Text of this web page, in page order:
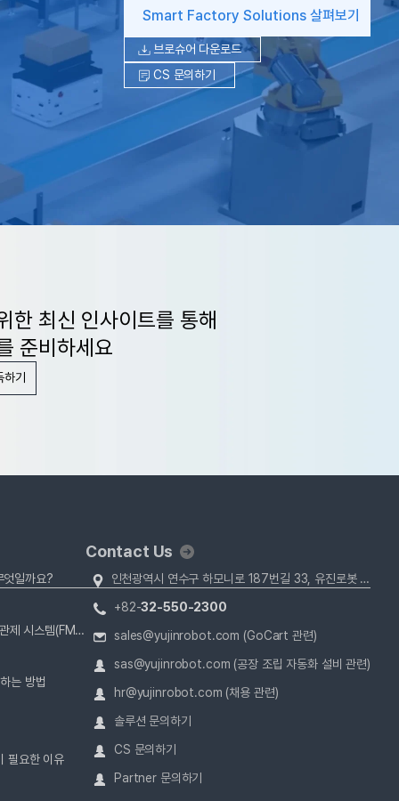
Smart Factory Solutions 살펴보기
브로슈어 다운로드
CS 문의하기
한 최신 인사이트를 통해
준비하세요
기
일까요?
자율주행 로봇(AMR)의 운영을 위한 로봇 관제 시스템(FMS)
는 방법
필요한 이유
Contact Us
인천광역시 연수구 하모니로 187번길 33, 유진로봇 (22013)
+82-32-550-2300
sales@yujinrobot.com (GoCart 관련)
sas@yujinrobot.com (공장 조립 자동화 설비 관련)
hr@yujinrobot.com (채용 관련)
솔루션 문의하기
CS 문의하기
Partner 문의하기